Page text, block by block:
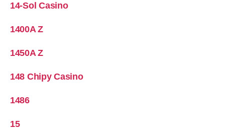
14-Sol Casino
1400A Z
1450A Z
148 Chipy Casino
1486
15